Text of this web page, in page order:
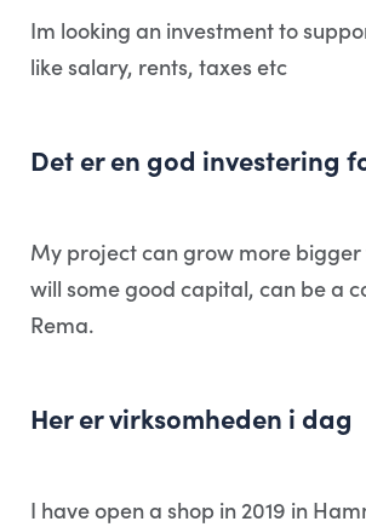
Im looking an investment to
like salary, rents, taxes etc
Det er en god investering
My project can grow more bigger
will some good capital, can be a
Rema.
Her er virksomheden i dag
I have open a shop in 2019 in